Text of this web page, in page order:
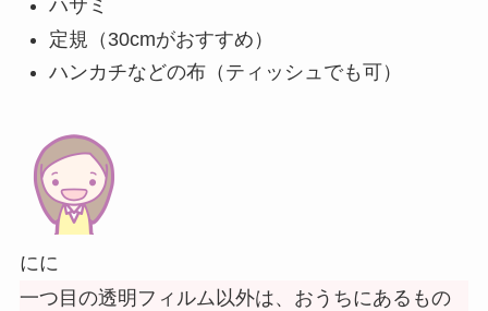
ハサミ
定規（30cmがおすすめ）
ハンカチなどの布（ティッシュでも可）
にに
一つ目の透明フィルム以外は、おうちにあるもの